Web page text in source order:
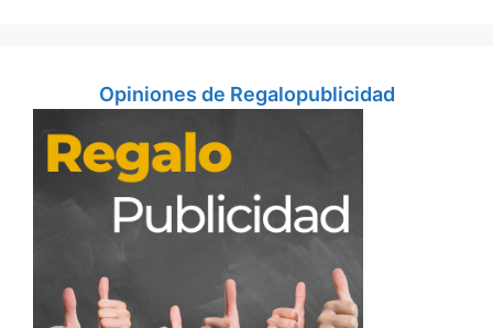
Opiniones de Regalopublicidad